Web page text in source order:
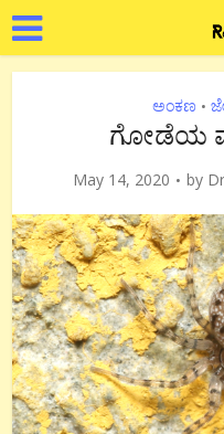
ಅಂಕಣ •
ಗೋಡೆಯ
May 14, 2020 by